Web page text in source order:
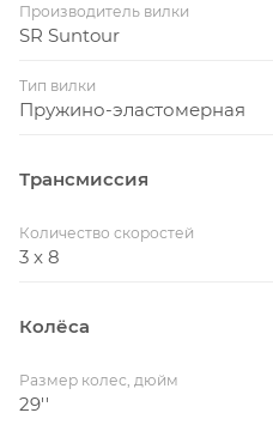
Производитель вилки
SR Suntour
Тип вилки
Пружино-эластомерная
Трансмиссия
Количество скоростей
3 x 8
Колёса
Размер колес, дюйм
29''